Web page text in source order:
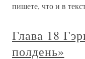
пишете, что и в
Глава 18
полдень»